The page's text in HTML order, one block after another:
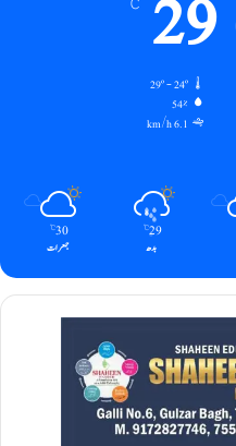
29
29º - 24º
54%
6.1 km/h
29
℃
بدھ
30
℃
جمعرات